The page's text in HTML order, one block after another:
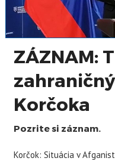
ZÁZNAM:
Korčoka
Pozrite si záznam.
Korčok: Situácia v